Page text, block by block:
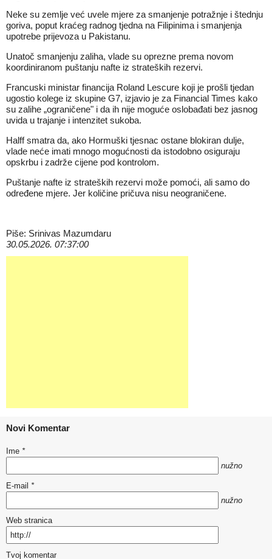
Neke su zemlje već uvele mjere za smanjenje potražnje i štednju
goriva, poput kraćeg radnog tjedna na Filipinima i smanjenja
upotrebe prijevoza u Pakistanu.
Unatoč smanjenju zaliha, vlade su oprezne prema novom
koordiniranom puštanju nafte iz strateških rezervi.
Francuski ministar financija Roland Lescure koji je prošli tjedan
ugostio kolege iz skupine G7, izjavio je za Financial Times kako
su zalihe „ograničene" i da ih nije moguće oslobađati bez jasnog
uvida u trajanje i intenzitet sukoba.
Halff smatra da, ako Hormuški tjesnac ostane blokiran dulje,
vlade neće imati mnogo mogućnosti da istodobno osiguraju
opskrbu i zadrže cijene pod kontrolom.
Puštanje nafte iz strateških rezervi može pomoći, ali samo do
određene mjere. Jer količine pričuva nisu neograničene.
Piše: Srinivas Mazumdaru
30.05.2026. 07:37:00
Novi Komentar
Ime *
nužno
E-mail *
nužno
Web stranica
Tvoj komentar